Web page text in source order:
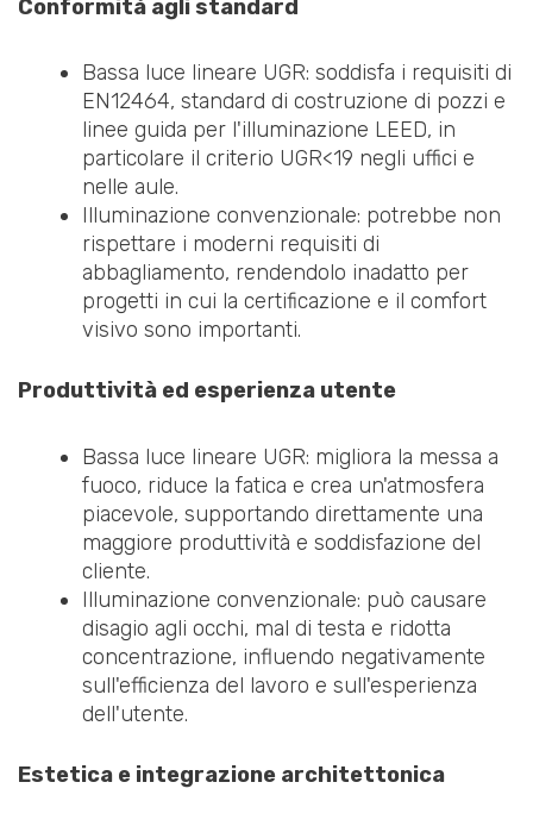
Conformità agli standard
Bassa luce lineare UGR: soddisfa i requisiti di
EN12464, standard di costruzione di pozzi e
linee guida per l'illuminazione LEED, in
particolare il criterio UGR<19 negli uffici e
nelle aule.
Illuminazione convenzionale: potrebbe non
rispettare i moderni requisiti di
abbagliamento, rendendolo inadatto per
progetti in cui la certificazione e il comfort
visivo sono importanti.
Produttività ed esperienza utente
Bassa luce lineare UGR: migliora la messa a
fuoco, riduce la fatica e crea un'atmosfera
piacevole, supportando direttamente una
maggiore produttività e soddisfazione del
cliente.
Illuminazione convenzionale: può causare
disagio agli occhi, mal di testa e ridotta
concentrazione, influendo negativamente
sull'efficienza del lavoro e sull'esperienza
dell'utente.
Estetica e integrazione architettonica